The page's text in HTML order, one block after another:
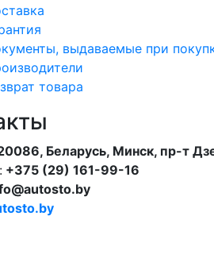
выдаваемые при
товара
Беларусь, Минск, пр-т
+375 (29) 161-99-16